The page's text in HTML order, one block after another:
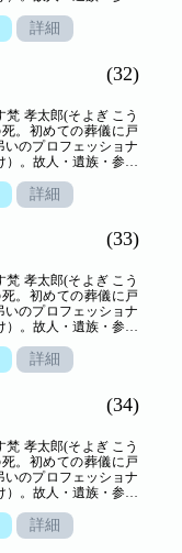
終わりのヒューマン
詳細
(32)
孝太郎(そよぎ こう
。初めての葬儀に戸
のプロフェッショナ
。故人・遺族・参列
終わりのヒューマン
詳細
(33)
孝太郎(そよぎ こう
。初めての葬儀に戸
のプロフェッショナ
）。故人・遺族・参列
終わりのヒューマン
詳細
(34)
孝太郎(そよぎ こう
。初めての葬儀に戸
のプロフェッショナ
）。故人・遺族・参列
終わりのヒューマン
詳細